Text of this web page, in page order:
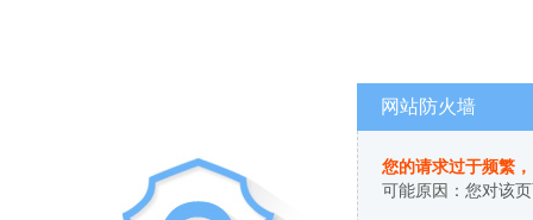
网站防火墙
您的请求过于频繁
可能原因：您对该